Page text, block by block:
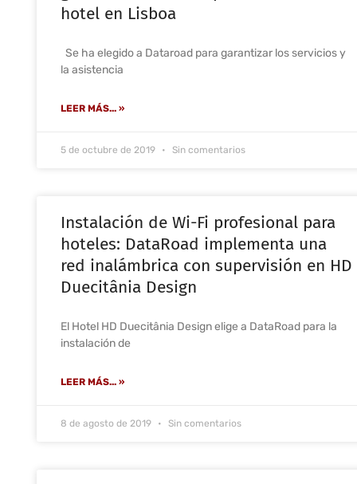
hotel en Lisboa
Se ha elegido a Dataroad para garantizar los servicios y
la asistencia
LEER MÁS... »
5 de octubre de 2019 Sin comentarios
Instalación de Wi-Fi profesional para
hoteles: DataRoad implementa una
red inalámbrica con supervisión en HD
Duecitânia Design
El Hotel HD Duecitânia Design elige a DataRoad para la
instalación de
LEER MÁS... »
8 de agosto de 2019 Sin comentarios